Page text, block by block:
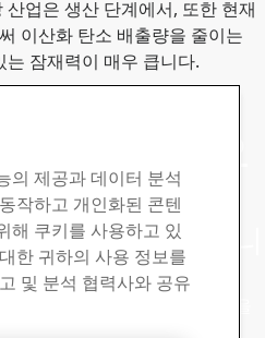
업은 생산 단계에서, 또한 현재
이산화 탄소 배출량을 줄이는
잠재력이 매우 큽니다.
시오
받아보시기 바랍니
뉴스, 제품 업데이트 및 영감을
의 제공과 데이터 분석
작하고 개인화된 콘텐
해 쿠키를 사용하고 있
한 귀하의 사용 정보를
및 분석 협력사와 공유